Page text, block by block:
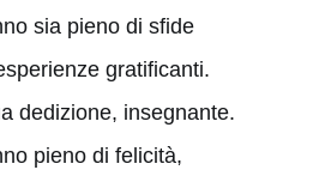
sia pieno di sfide
gratificanti.
dedizione, insegnante.
pieno di felicità,